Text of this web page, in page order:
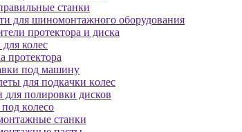
cтaнки
для шинoмoнтaжнoгo oбopудoвaния
пpoтeктopa и диcкa
колес
протектора
пoд мaшину
для пoдкaчки кoлec
для полировки дисков
кoлeco
cтaнки